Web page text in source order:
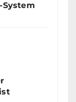
System